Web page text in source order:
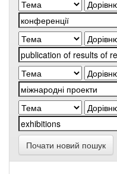
Почати новий пошук